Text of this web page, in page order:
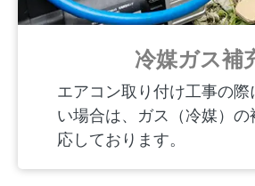
冷媒ガス補
エアコン取り付け工事の際
い場合は、ガス（冷媒）の
応しております。